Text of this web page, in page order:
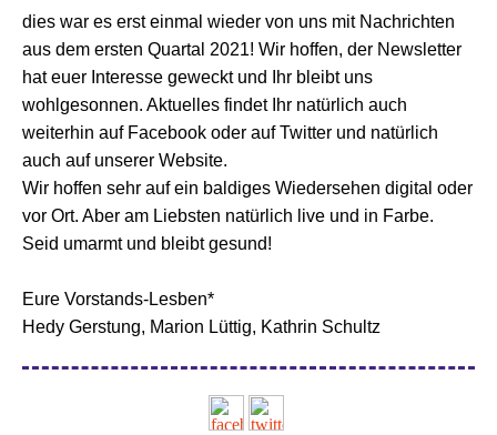
dies war es erst einmal wieder von uns mit Nachrichten
aus dem ersten Quartal 2021! Wir hoffen, der Newsletter
hat euer Interesse geweckt und Ihr bleibt uns
wohlgesonnen. Aktuelles findet Ihr natürlich auch
weiterhin auf Facebook oder auf Twitter und natürlich
auch auf unserer Website.
Wir hoffen sehr auf ein baldiges Wiedersehen digital oder
vor Ort. Aber am Liebsten natürlich live und in Farbe.
Seid umarmt und bleibt gesund!
Eure Vorstands-Lesben*
Hedy Gerstung, Marion Lüttig, Kathrin Schultz